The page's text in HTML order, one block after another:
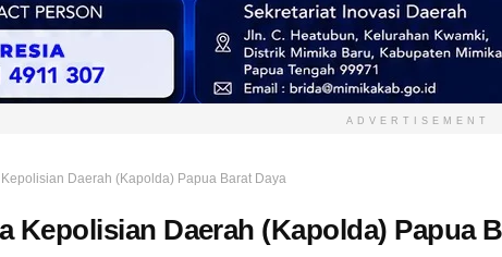
ADVERTISEMENT
Daerah (Kapolda) Papua Barat Daya
Kepolisian Daerah (Kapolda) Papua